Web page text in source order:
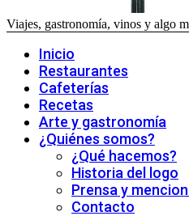
Viajes, gastronomía, vinos y algo
Inicio
Restaurantes
Cafeterías
Recetas
Arte y gastronomía
¿Quiénes somos?
¿Qué hacemos?
Historia del logo
Prensa y
Contacto